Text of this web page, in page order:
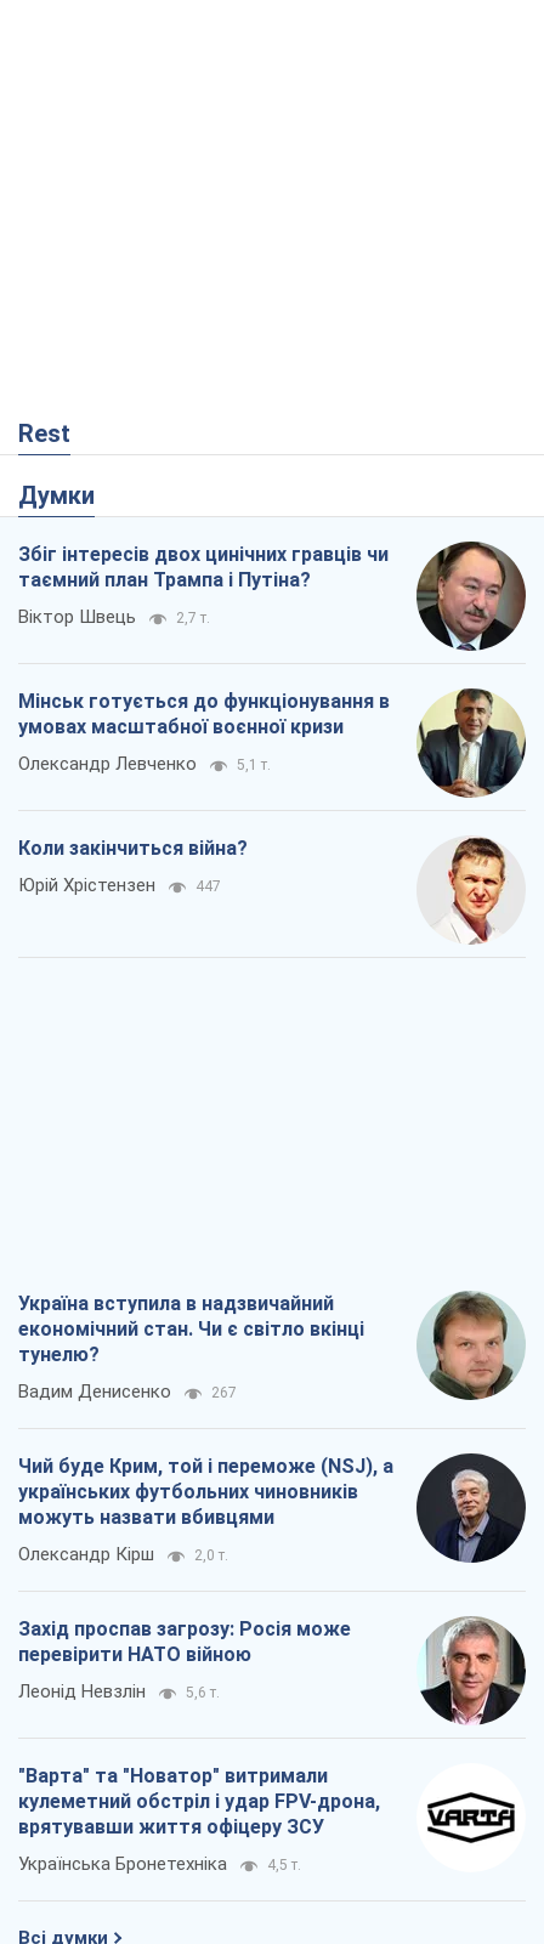
Rest
Думки
Збіг інтересів двох цинічних гравців чи
таємний план Трампа і Путіна?
Віктор Швець 2,7 т.
Мінськ готується до функціонування в
умовах масштабної воєнної кризи
Олександр Левченко 5,1 т.
Коли закінчиться війна?
Юрій Хрістензен 447
Україна вступила в надзвичайний
економічний стан. Чи є світло вкінці
тунелю?
Вадим Денисенко 267
Чий буде Крим, той і переможе (NSJ), а
українських футбольних чиновників
можуть назвати вбивцями
Олександр Кірш 2,0 т.
Захід проспав загрозу: Росія може
перевірити НАТО війною
Леонід Невзлін 5,6 т.
"Варта" та "Новатор" витримали
кулеметний обстріл і удар FPV-дрона,
врятувавши життя офіцеру ЗСУ
Українська Бронетехніка 4,5 т.
Всі думки